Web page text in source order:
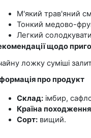
М'який трав'яний
Тонкий медово-
Легкий
щодо
ложку суміші
про продукт
Склад: імбир,
Країна
Сорт: вищий.